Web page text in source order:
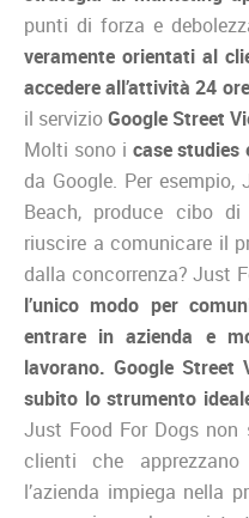
punti di forza e
veramente orientati al
accedere all’attività 24
il servizioGoogle Street
Molti sono i case studies
da Google. Per
Beach, produce cibo
riuscire a comunicare il
dalla concorrenza? Just
l’unico modo per
entrare in azienda e
lavorano. Google
subito lo strumento
Just Food For Dogs
clienti che
l’azienda impiega nella